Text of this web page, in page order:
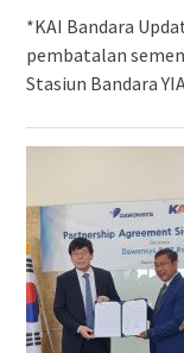
*KAI Bandara
pembatalan
Stasiun Bandara